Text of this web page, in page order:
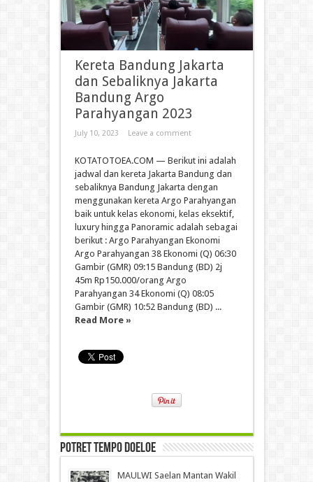
Kereta Bandung Jakarta
dan Sebaliknya Jakarta
Bandung Argo
Parahyangan 2023
July 10, 2023 Leave a comment
KOTATOTOEA.COM — Berikut ini adalah
jadwal dan kereta Jakarta Bandung dan
sebaliknya Bandung Jakarta dengan
menggunakan kereta Argo Parahyangan
baik untuk kelas ekonomi, kelas eksektif,
luxury hingga Panoramic adalah sebagai
berikut : Argo Parahyangan Ekonomi
Argo Parahyangan 38 Ekonomi (Q) 06:30
Gambir (GMR) 09:15 Bandung (BD) 2j
45m Rp150.000/orang Argo
Parahyangan 34 Ekonomi (Q) 08:05
Gambir (GMR) 10:52 Bandung (BD) ...
Read More »
Potret Tempo Doeloe
MAULWI Saelan Mantan Wakil